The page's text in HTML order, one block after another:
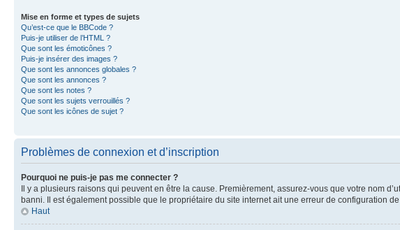
Mise en forme et types de sujets
Qu’est-ce que le BBCode ?
Puis-je utiliser de l’HTML ?
Que sont les émoticônes ?
Puis-je insérer des images ?
Que sont les annonces globales ?
Que sont les annonces ?
Que sont les notes ?
Que sont les sujets verrouillés ?
Que sont les icônes de sujet ?
Problèmes de connexion et d’inscription
Pourquoi ne puis-je pas me connecter ?
Il y a plusieurs raisons qui peuvent en être la cause. Premièrement, assurez-vous que votre nom
banni. Il est également possible que le propriétaire du site internet ait une erreur de configuration
Haut